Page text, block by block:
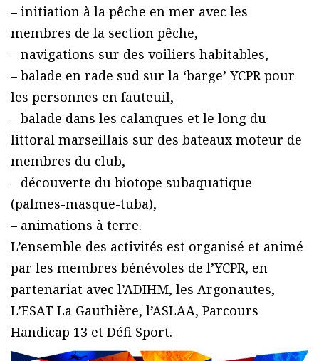
– initiation à la pêche en mer avec les
membres de la section pêche,
– navigations sur des voiliers habitables,
– balade en rade sud sur la ‘barge’ YCPR pour
les personnes en fauteuil,
– balade dans les calanques et le long du
littoral marseillais sur des bateaux moteur de
membres du club,
– découverte du biotope subaquatique
(palmes-masque-tuba),
– animations à terre.
L’ensemble des activités est organisé et animé
par les membres bénévoles de l’YCPR, en
partenariat avec l’ADIHM, les Argonautes,
L’ESAT La Gauthière, l’ASLAA, Parcours
Handicap 13 et Défi Sport.